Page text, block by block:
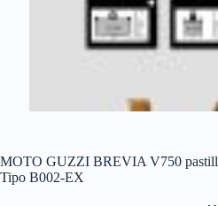
MOTO GUZZI BREVIA V750
Tipo B002-EX